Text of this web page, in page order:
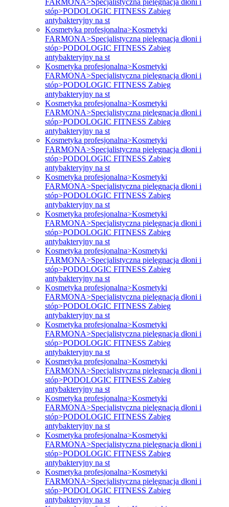
stóp>PODOLOGIC FITNESS Zabieg
antybakteryjny na st
Kosmetyka profesjonalna>Kosmetyki
FARMONA>Specjalistyczna pielęgnacja dłoni i
stóp>PODOLOGIC FITNESS Zabieg
antybakteryjny na st
Kosmetyka profesjonalna>Kosmetyki
FARMONA>Specjalistyczna pielęgnacja dłoni i
stóp>PODOLOGIC FITNESS Zabieg
antybakteryjny na st
Kosmetyka profesjonalna>Kosmetyki
FARMONA>Specjalistyczna pielęgnacja dłoni i
stóp>PODOLOGIC FITNESS Zabieg
antybakteryjny na st
Kosmetyka profesjonalna>Kosmetyki
FARMONA>Specjalistyczna pielęgnacja dłoni i
stóp>PODOLOGIC FITNESS Zabieg
antybakteryjny na st
Kosmetyka profesjonalna>Kosmetyki
FARMONA>Specjalistyczna pielęgnacja dłoni i
stóp>PODOLOGIC FITNESS Zabieg
antybakteryjny na st
Kosmetyka profesjonalna>Kosmetyki
FARMONA>Specjalistyczna pielęgnacja dłoni i
stóp>PODOLOGIC FITNESS Zabieg
antybakteryjny na st
Kosmetyka profesjonalna>Kosmetyki
FARMONA>Specjalistyczna pielęgnacja dłoni i
stóp>PODOLOGIC FITNESS Zabieg
antybakteryjny na st
Kosmetyka profesjonalna>Kosmetyki
FARMONA>Specjalistyczna pielęgnacja dłoni i
stóp>PODOLOGIC FITNESS Zabieg
antybakteryjny na st
Kosmetyka profesjonalna>Kosmetyki
FARMONA>Specjalistyczna pielęgnacja dłoni i
stóp>PODOLOGIC FITNESS Zabieg
antybakteryjny na st
Kosmetyka profesjonalna>Kosmetyki
FARMONA>Specjalistyczna pielęgnacja dłoni i
stóp>PODOLOGIC FITNESS Zabieg
antybakteryjny na st
Kosmetyka profesjonalna>Kosmetyki
FARMONA>Specjalistyczna pielęgnacja dłoni i
stóp>PODOLOGIC FITNESS Zabieg
antybakteryjny na st
Kosmetyka profesjonalna>Kosmetyki
FARMONA>Specjalistyczna pielęgnacja dłoni i
stóp>PODOLOGIC FITNESS Zabieg
antybakteryjny na st
Kosmetyka profesjonalna>Kosmetyki
FARMONA>Specjalistyczna pielęgnacja dłoni i
stóp>PODOLOGIC FITNESS Zabieg
antybakteryjny na st